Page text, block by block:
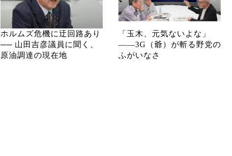
ホルムズ危機に迂回路あり
── 山田吉彦議員に聞く、
原油調達の現在地
「玉木、元気ないよな」
――3G（爺）が斬る野党の
ふがいなさ